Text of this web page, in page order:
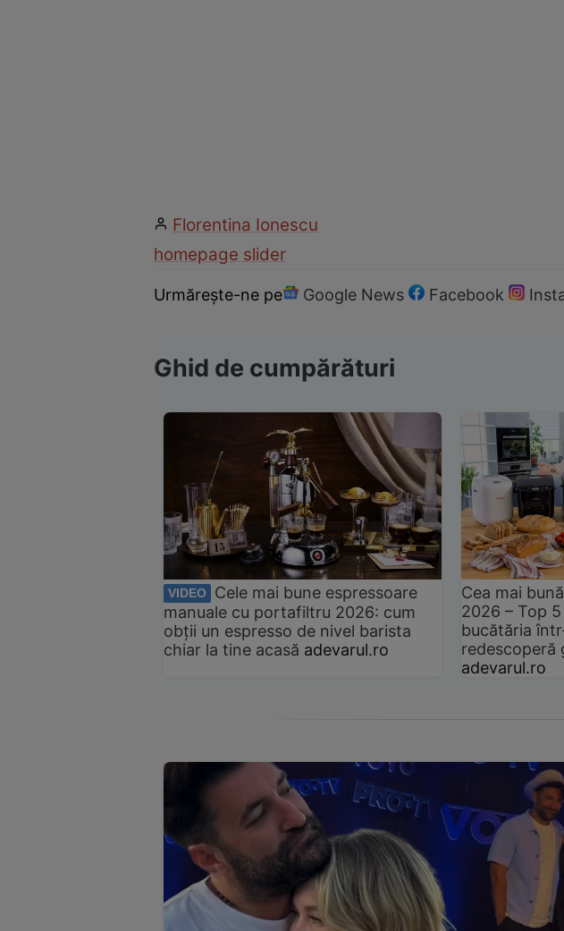
Florentina Ionescu
homepage slider
Urmărește-ne pe Google News Facebook
Ghid de cumpărături
VIDEO
Cele mai bune espressoare
manuale cu portafiltru 2026: cum
obții un espresso de nivel barista
chiar la tine acasă adevarul.ro
Cea mai
2026 – Top
bucătăria
redescoperă
adevarul.ro